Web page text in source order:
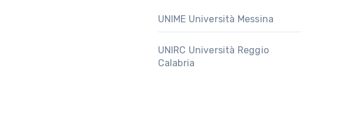
UNIME Università Messina
UNIRC Università Reggio
Calabria